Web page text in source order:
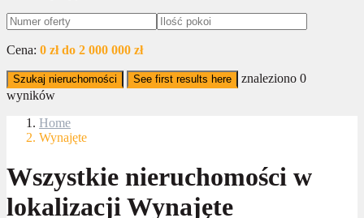
Cena: 0 zł do 2 000 000 zł
Szukaj nieruchomości See first results here znaleziono 0
wyników
Home
Wynajęte
Wszystkie nieruchomości w
lokalizacji Wynajęte